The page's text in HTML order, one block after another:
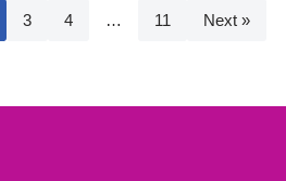
3 4 … 11 Next »